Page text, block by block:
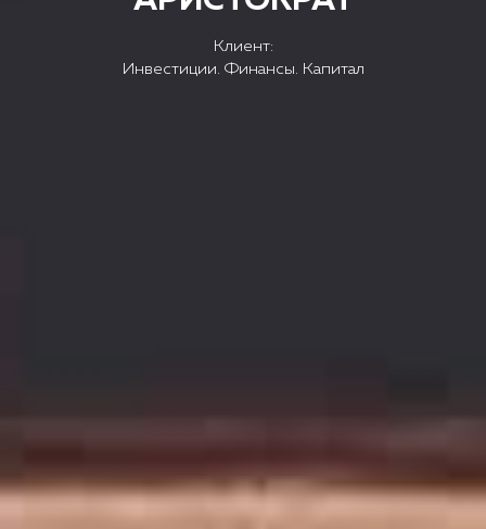
Клиент:
Инвестиции. Финансы. Капитал